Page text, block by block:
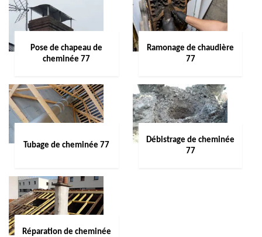
Pose de chapeau de
cheminée 77
Ramonage de chaudière
77
Tubage de cheminée 77
Débistrage de cheminée
77
Réparation de cheminée